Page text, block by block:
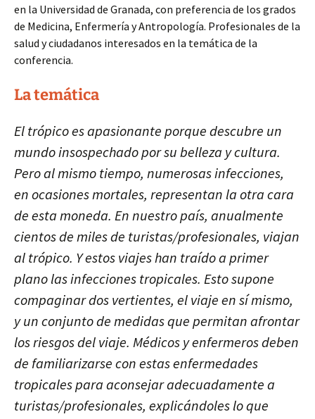
en la Universidad de Granada, con preferencia de los grados
de Medicina, Enfermería y Antropología. Profesionales de la
salud y ciudadanos interesados en la temática de la
conferencia.
La temática
El trópico es apasionante porque descubre un
mundo insospechado por su belleza y cultura.
Pero al mismo tiempo, numerosas infecciones,
en ocasiones mortales, representan la otra cara
de esta moneda. En nuestro país, anualmente
cientos de miles de turistas/profesionales, viajan
al trópico. Y estos viajes han traído a primer
plano las infecciones tropicales. Esto supone
compaginar dos vertientes, el viaje en sí mismo,
y un conjunto de medidas que permitan afrontar
los riesgos del viaje. Médicos y enfermeros deben
de familiarizarse con estas enfermedades
tropicales para aconsejar adecuadamente a
turistas/profesionales, explicándoles lo que